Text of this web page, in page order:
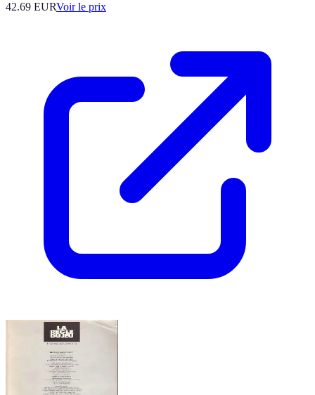
42.69 EURVoir le prix